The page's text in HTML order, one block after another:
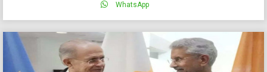
WhatsApp